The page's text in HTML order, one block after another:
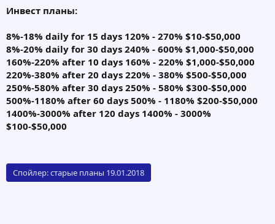
наших клиентов, мы в Gemforex действительно ценить то, что
служба должна быть. Обновленное бизнес на основе активов и
адаптированы решение предоставить клиентам безопасный и
простой способ для вас, чтобы заработать деньги, не
беспокоясь. Как продолжать электронной коммерции, мы
видим гораздо больше возможностей, которые мы сможем
предложить нашим инвесторам и партнерам, которые готовы
вести в больших и больших сумм в Интернете, и Gemforex
будет частью этой тенденции.
Инвест планы:
8%-18% daily for 15 days 120% - 270% $10-$50,000
8%-20% daily for 30 days 240% - 600% $1,000-$50,000
160%-220% after 10 days 160% - 220% $1,000-$50,000
220%-380% after 20 days 220% - 380% $500-$50,000
250%-580% after 30 days 250% - 580% $300-$50,000
500%-1180% after 60 days 500% - 1180% $200-$50,000
1400%-3000% after 120 days 1400% - 3000%
$100-$50,000
Спойлер:старые планы 19.01.2018